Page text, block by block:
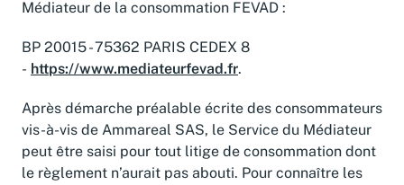
Médiateur de la consommation FEVAD :
BP 20015 - 75362 PARIS CEDEX 8
- https://www.mediateurfevad.fr.
Après démarche préalable écrite des consommateurs
vis-à-vis de Ammareal SAS, le Service du Médiateur
peut être saisi pour tout litige de consommation dont
le règlement n’aurait pas abouti. Pour connaître les